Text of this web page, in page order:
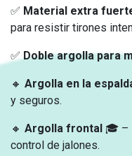
✅ Material extra
para resistir tirones
✅ Doble argolla para
🔸 Argolla en la
y seguros.
🔸 Argolla frontal 🎓 –
control de jalones.